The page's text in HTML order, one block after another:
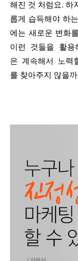
해진 것 처럼요. 하
롭게 습득해야 하
에는 새로운 변화
이런 것들을 활용
은 계속해서 노력
를 찾아주지 않을